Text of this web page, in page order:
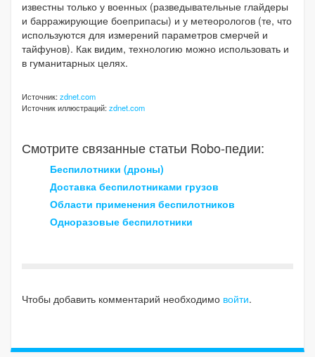
известны только у военных (разведывательные глайдеры
и барражирующие боеприпасы) и у метеорологов (те, что
используются для измерений параметров смерчей и
тайфунов). Как видим, технологию можно использовать и
в гуманитарных целях.
Источник:zdnet.com
Источник иллюстраций:zdnet.com
Смотрите связанные статьи Robo-педии:
Беспилотники (дроны)
Доставка беспилотниками грузов
Области применения беспилотников
Одноразовые беспилотники
Чтобы добавить комментарий необходимо войти.